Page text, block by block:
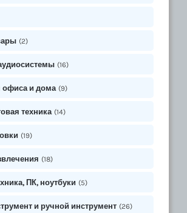
(2)
(16)
офиса и дома (9)
техника (14)
(19)
(18)
ПК, ноутбуки (5)
и ручной инструмент (26)